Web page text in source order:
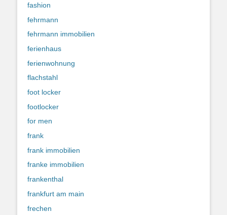
fashion
fehrmann
fehrmann immobilien
ferienhaus
ferienwohnung
flachstahl
foot locker
footlocker
for men
frank
frank immobilien
franke immobilien
frankenthal
frankfurt am main
frechen